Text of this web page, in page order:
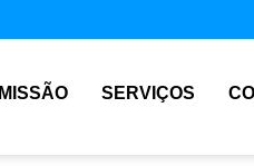
MISSÃO SERVIÇOS